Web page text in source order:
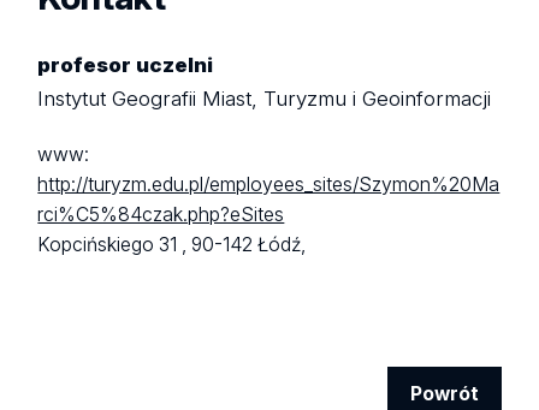
profesor uczelni
Instytut Geografii Miast, Turyzmu i Geoinformacji
www:
http://turyzm.edu.pl/employees_sites/Szymon%20Ma
rci%C5%84czak.php?eSites
Kopcińskiego 31 ,90-142 Łódź,
Powrót